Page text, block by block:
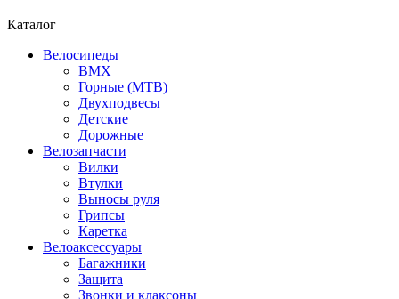
Каталог
Велосипеды
BMX
Горные (MTB)
Двухподвесы
Детские
Дорожные
Велозапчасти
Вилки
Втулки
Выносы руля
Грипсы
Каретка
Велоаксессуары
Багажники
Защита
Звонки и клаксоны